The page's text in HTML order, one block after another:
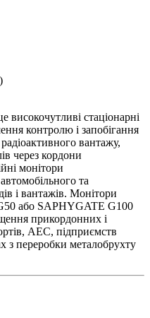
високочутливі стаціонарні
контролю і запобігання
вантажу,
через кордони
монітори
та
і вантажів. Монітори
або SAPHYGATE G100
прикордонних і
АЕС, підприємств
з переробки металобрухту